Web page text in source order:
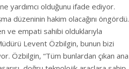
yardımcı olduğunu ifade ediyor.
düzeninin hakim olacağını öngördü.
ve empati sahibi olduklarıyla
Levent Özbilgin, bunun bizi
Özbilgin, “Tüm bunlardan çıkan ana